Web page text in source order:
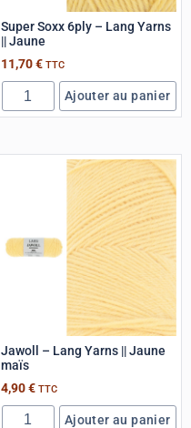
Super Soxx 6ply – Lang Yarns
|| Jaune
11,70€ TTC
Ajouter au panier
Jawoll – Lang Yarns || Jaune
maïs
4,90€ TTC
Ajouter au panier